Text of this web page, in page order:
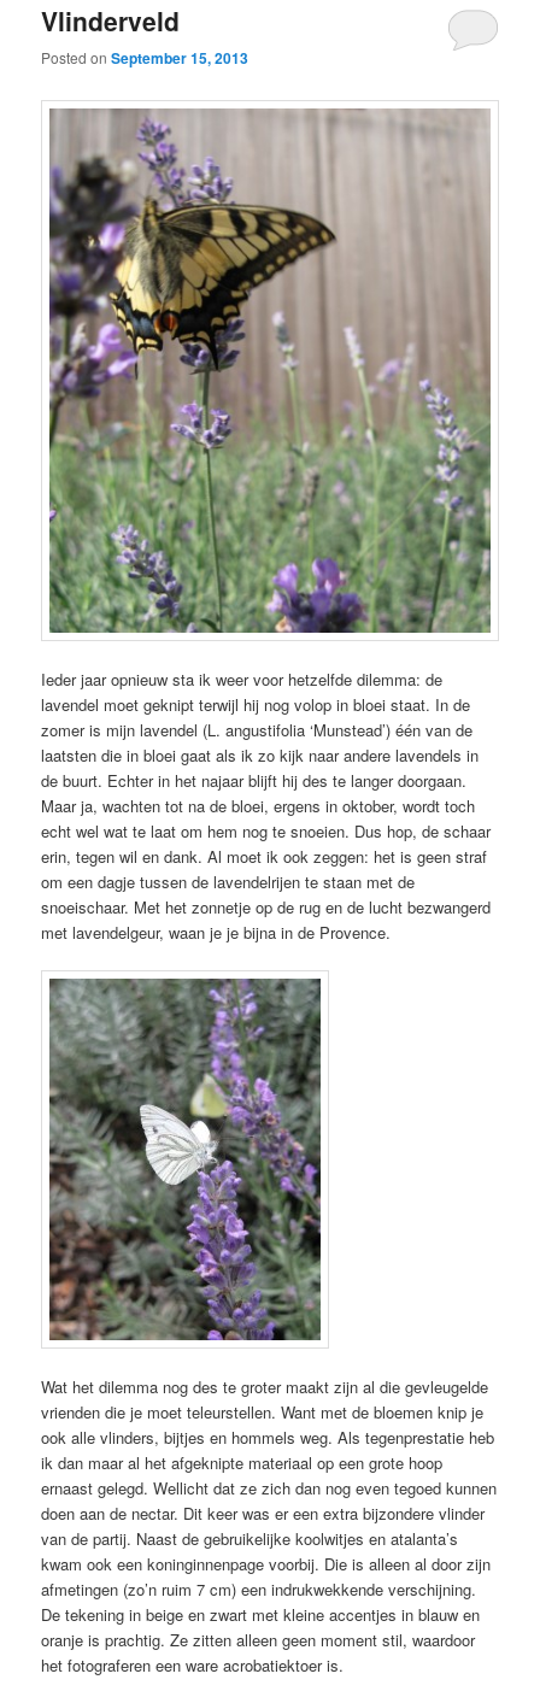
Vlinderveld
Posted onSeptember 15, 2013
Ieder jaar opnieuw sta ik weer voor hetzelfde dilemma: de
lavendel moet geknipt terwijl hij nog volop in bloei staat. In de
zomer is mijn lavendel (L. angustifolia ‘Munstead’) één van de
laatsten die in bloei gaat als ik zo kijk naar andere lavendels in
de buurt. Echter in het najaar blijft hij des te langer doorgaan.
Maar ja, wachten tot na de bloei, ergens in oktober, wordt toch
echt wel wat te laat om hem nog te snoeien. Dus hop, de schaar
erin, tegen wil en dank. Al moet ik ook zeggen: het is geen straf
om een dagje tussen de lavendelrijen te staan met de
snoeischaar. Met het zonnetje op de rug en de lucht bezwangerd
met lavendelgeur, waan je je bijna in de Provence.
Wat het dilemma nog des te groter maakt zijn al die gevleugelde
vrienden die je moet teleurstellen. Want met de bloemen knip je
ook alle vlinders, bijtjes en hommels weg. Als tegenprestatie heb
ik dan maar al het afgeknipte materiaal op een grote hoop
ernaast gelegd. Wellicht dat ze zich dan nog even tegoed kunnen
doen aan de nectar. Dit keer was er een extra bijzondere vlinder
van de partij. Naast de gebruikelijke koolwitjes en atalanta’s
kwam ook een koninginnenpage voorbij. Die is alleen al door zijn
afmetingen (zo’n ruim 7 cm) een indrukwekkende verschijning.
De tekening in beige en zwart met kleine accentjes in blauw en
oranje is prachtig. Ze zitten alleen geen moment stil, waardoor
het fotograferen een ware acrobatiektoer is.